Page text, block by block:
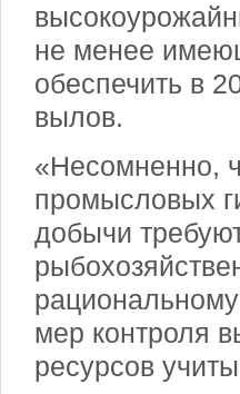
не менее
обеспечить в
вылов.
«Несомненно,
промысловых
добычи
мер контроля
ресурсов